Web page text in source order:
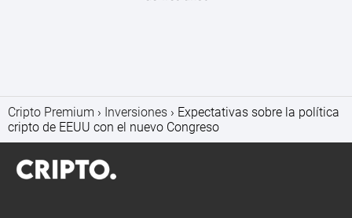
Cripto Premium Inversiones
Expectativas sobre la política
cripto de EEUU con el nuevo Congreso